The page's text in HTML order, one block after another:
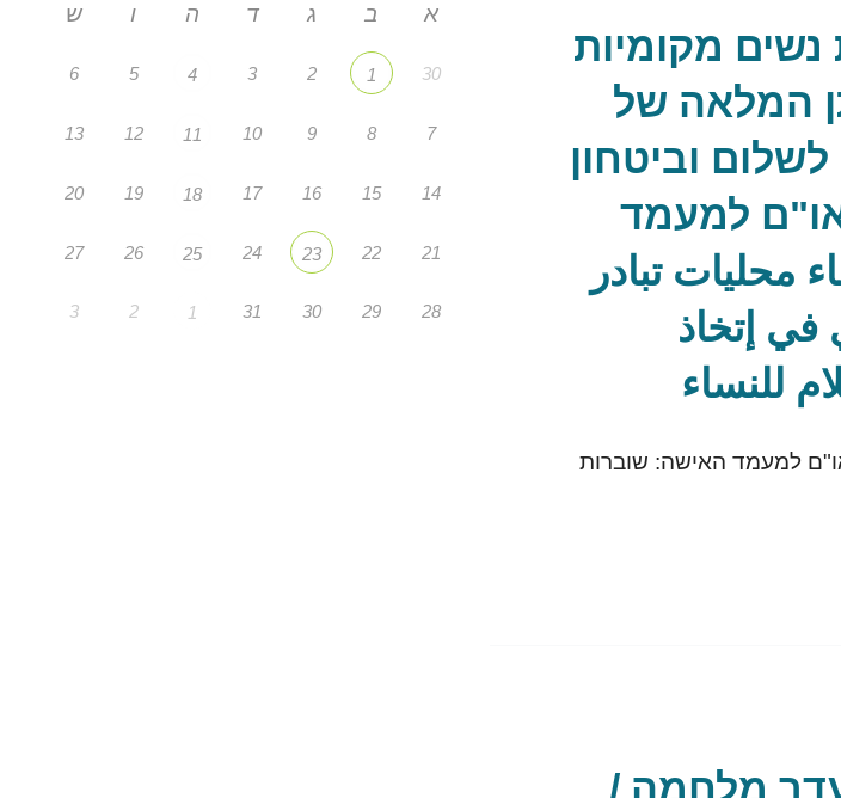
נשים מקומיות
המלאה של
וביטחון
למעמד
محليات تبادر
في إتخاذ
للنساء
לאירוע במסגרת המושב ה-65 של ועדת האו"ם למעמד האישה: שוברות
א ב ג ד ה ו ש
30
1
2
3
4
5
6
7
8
9
10
11
12
13
14
15
16
17
18
19
20
21
22
23
24
25
26
27
28
29
30
31
1
2
3